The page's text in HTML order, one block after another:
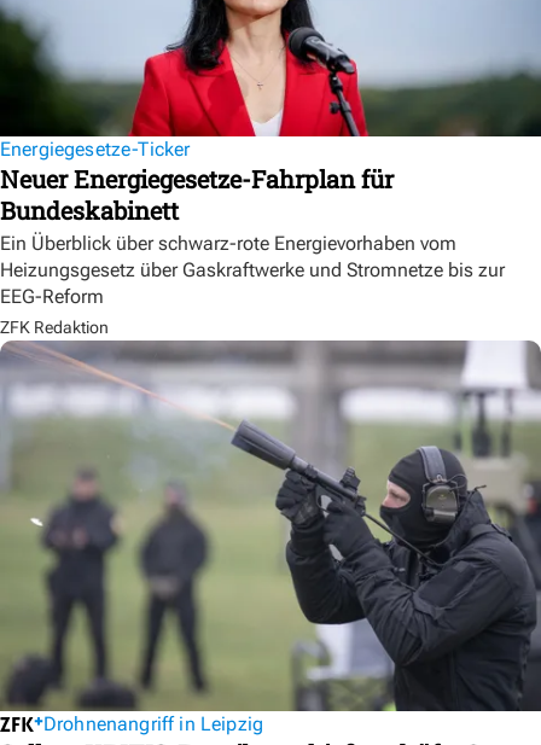
Energiegesetze-Ticker
Neuer Energiegesetze-Fahrplan für
Bundeskabinett
Ein Überblick über schwarz-rote Energievorhaben vom
Heizungsgesetz über Gaskraftwerke und Stromnetze bis zur
EEG-Reform
ZFK Redaktion
Drohnenangriff in Leipzig